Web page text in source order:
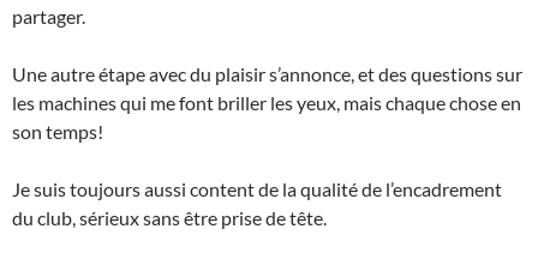
partager.
Une autre étape avec du plaisir s’annonce, et des questions sur
les machines qui me font briller les yeux, mais chaque chose en
son temps!
Je suis toujours aussi content de la qualité de l’encadrement
du club, sérieux sans être prise de tête.